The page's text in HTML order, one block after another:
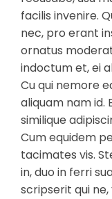
facilis invenire.
nec, pro erant
ornatus
indoctum et, ei
Cu qui nemore
aliquam nam id.
similique
Cum equidem
tacimates vis.
in, duo in ferri
scripserit qui